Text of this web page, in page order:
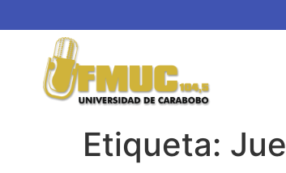
Etiqueta: